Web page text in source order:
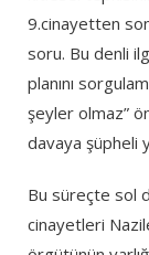
9.cinayetten
soru. Bu denli
planını
şeyler olmaz”
davaya şüpheli
Bu süreçte sol
cinayetleri